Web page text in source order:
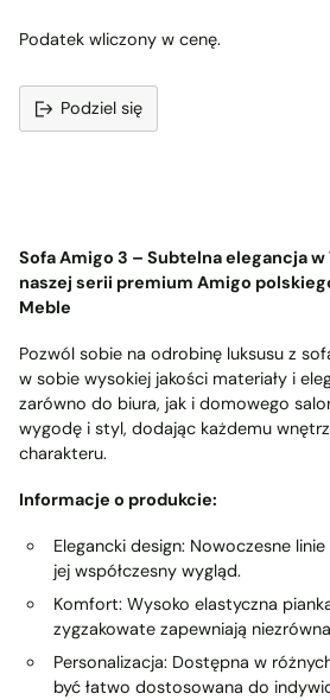
Podatek wliczony w cenę.
Podziel się
Sofa Amigo 3 – Subtelna elegancja
naszej serii premium Amigo
Meble
Pozwól sobie na odrobinę luksusu z
w sobie wysokiej jakości materiały i
zarówno do biura, jak i domowego
wygodę i styl, dodając każdemu
charakteru.
Informacje o produkcie:
Elegancki design:Nowoczesne linie
jej współczesny wygląd.
Komfort:Wysoko elastyczna
zygzakowate zapewniają
Personalizacja:Dostępna w
być łatwo dostosowana do